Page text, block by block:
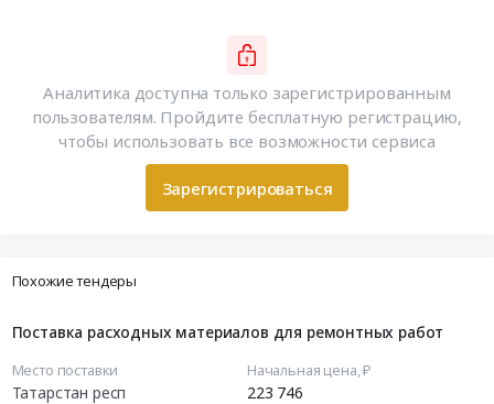
Аналитика доступна только зарегистрированным
пользователям. Пройдите бесплатную регистрацию,
чтобы использовать все возможности сервиса
Зарегистрироваться
Похожие тендеры
Поставка расходных материалов для ремонтных работ
Место поставки
Татарстан респ
Начальная цена, ₽
223 746